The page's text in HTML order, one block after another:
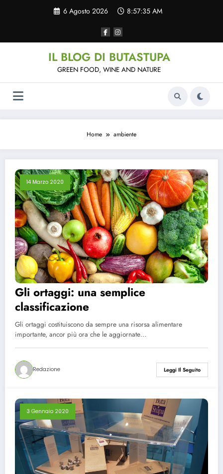
6 Agosto 2026 8:57:35 AM
IL BLOG DI BUTASTUPA
GREEN FOOD, WINE AND NATURE
Home ambiente
14 Marzo 2020
Gli ortaggi: una semplice
classificazione
Gli ortaggi costituiscono da sempre una risorsa alimentare
importante, ancor più ora che le aggiornate…
Redazione Leggi Il Seguito
3 Gennaio 2020